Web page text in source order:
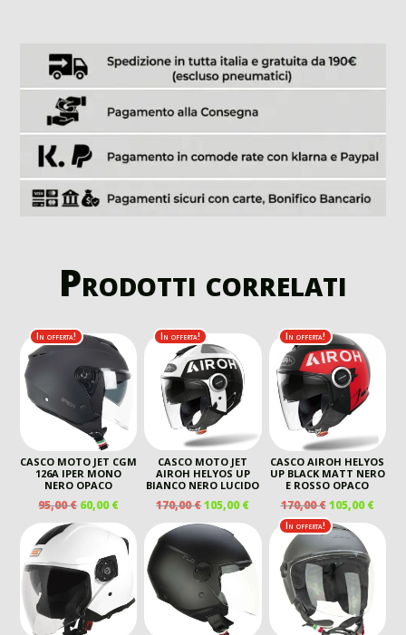
Prodotti correlati
In offerta!
CASCO MOTO JET CGM
126A IPER MONO
NERO OPACO
95,00€ IL
PREZZO
ORIGINALE
95,00 €.
60,00€IL
ATTUALE
È:
60,00 €.
In offerta!
CASCO MOTO JET
AIROH HELYOS UP
BIANCO NERO LUCIDO
170,00€IL
PREZZO
ORIGINALE
ERA:
170,00 €.
105,00€IL
PREZZO
ATTUALE
È:
105,00 €.
In offerta!
CASCO AIROH HELYOS
UP BLACK MATT NERO
E ROSSO OPACO
170,00€ IL
PREZZO
ORIGINALE
ERA:
170,00 €.
105,00€IL
In offerta!